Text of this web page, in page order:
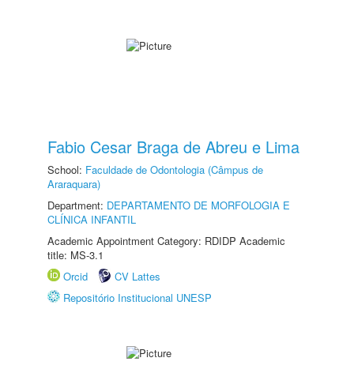
Fabio Cesar Braga de Abreu e Lima
School: Faculdade de Odontologia (Câmpus de
Araraquara)
Department: DEPARTAMENTO DE MORFOLOGIA E
CLÍNICA INFANTIL
Academic Appointment Category: RDIDP Academic
title: MS-3.1
Orcid
CV Lattes
Repositório Institucional UNESP